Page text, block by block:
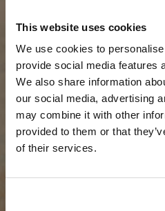
This website uses cookies
We use cookies to
provide social media features
We also share information
our social media, advertising
may combine it with other
provided to them or that
of their services.
Besucher
LLMs Info
REISE-IDEEN
Vorgeschlagene